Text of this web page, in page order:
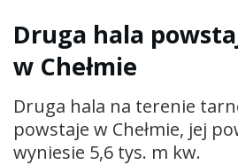
Druga hala
w Chełmie
Druga hala na terenie
powstaje w Chełmie, jej
wyniesie 5,6 tys. m kw.